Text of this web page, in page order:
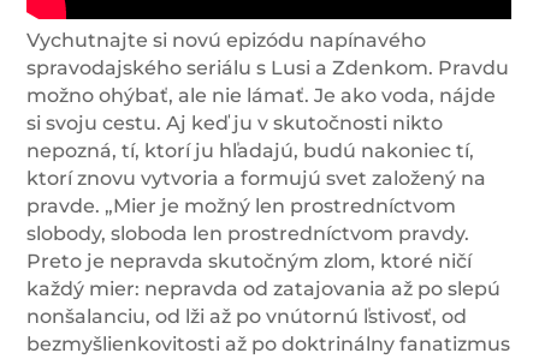
Vychutnajte si novú epizódu napínavého
spravodajského seriálu s Lusi a Zdenkom. Pravdu
možno ohýbať, ale nie lámať. Je ako voda, nájde
si svoju cestu. Aj keď ju v skutočnosti nikto
nepozná, tí, ktorí ju hľadajú, budú nakoniec tí,
ktorí znovu vytvoria a formujú svet založený na
pravde. „Mier je možný len prostredníctvom
slobody, sloboda len prostredníctvom pravdy.
Preto je nepravda skutočným zlom, ktoré ničí
každý mier: nepravda od zatajovania až po slepú
nonšalanciu, od lži až po vnútornú ľstivosť, od
bezmyšlienkovitosti až po doktrinálny fanatizmus